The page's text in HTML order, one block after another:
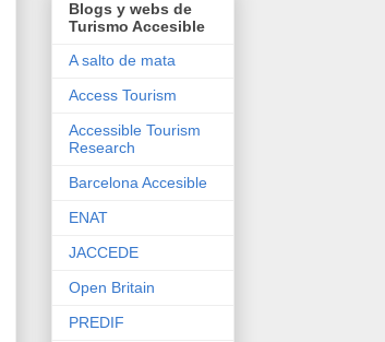
Blogs y webs de
Turismo Accesible
A salto de mata
Access Tourism
Accessible Tourism
Research
Barcelona Accesible
ENAT
JACCEDE
Open Britain
PREDIF